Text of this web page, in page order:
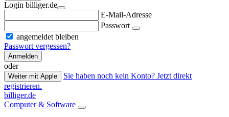
Login billiger.de
E-Mail-Adresse
Passwort
angemeldet bleiben
Passwort vergessen?
Anmelden
oder
Weiter mit Apple
Sie haben noch kein Konto? Jetzt direkt
registrieren.
billiger.de
Computer & Software